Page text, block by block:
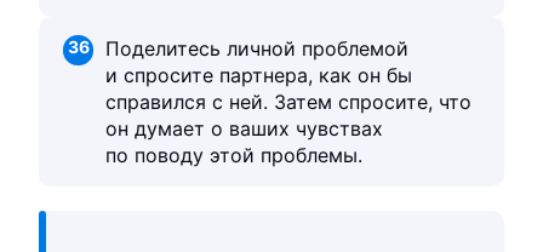
36
Поделитесь личной проблемой
и спросите партнера, как он бы
справился с ней. Затем спросите, что
он думает о ваших чувствах
по поводу этой проблемы.